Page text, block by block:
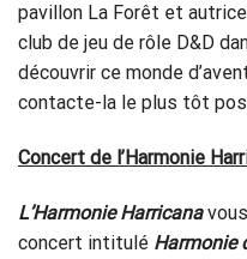
pavillon La Forêt et
club de jeu de rôle D&D
découvrir ce monde
contacte-la le plus tôt
Concert de l’Harmonie
L’Harmonie Harricana
concert intitulé Harmonie